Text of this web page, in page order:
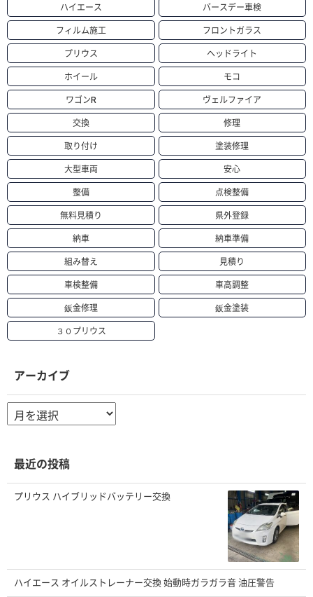
ハイエース バースデー車検
フィルム施工 フロントガラス
プリウス ヘッドライト
ホイール モコ
ワゴンR ヴェルファイア
交換 修理
取り付け 塗装修理
大型車両 安心
整備 点検整備
無料見積り 県外登録
納車 納車準備
組み替え 見積り
車検整備 車高調整
鈑金修理 鈑金塗装
３０プリウス
アーカイブ
ー
ブ
最近の投稿
プリウス ハイブリッドバッテリー交換
ハイエース オイルストレーナー交換 始動時ガラガラ音 油圧警告